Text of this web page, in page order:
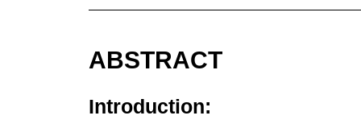
ABSTRACT
Introduction: